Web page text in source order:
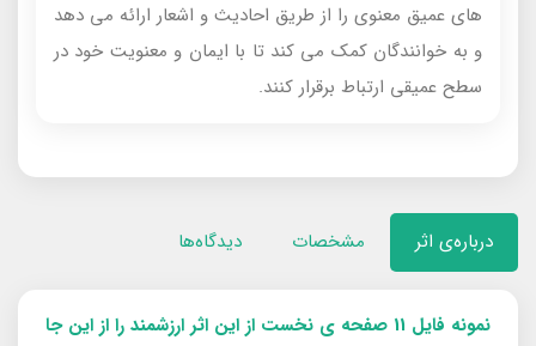
های عمیق معنوی را از طریق احادیث و اشعار ارائه می دهد
و به خوانندگان کمک می کند تا با ایمان و معنویت خود در
سطح عمیقی ارتباط برقرار کنند.
درباره‌ی اثر مشخصات دیدگاه‌ها
نمونه فایل 11 صفحه ی نخست از این اثر ارزشمند را از این جا